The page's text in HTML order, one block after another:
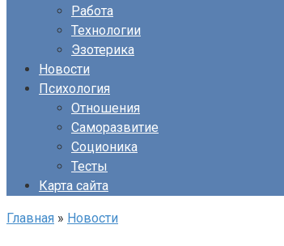
Работа
Технологии
Эзотерика
Новости
Психология
Отношения
Саморазвитие
Соционика
Тесты
Карта сайта
Главная » Новости